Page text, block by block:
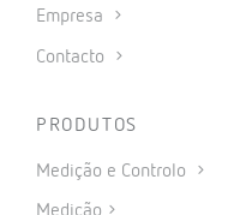
Empresa
Contacto
PRODUTOS
Medição e Controlo